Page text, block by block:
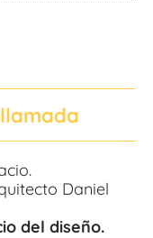
Daniel
del diseño.